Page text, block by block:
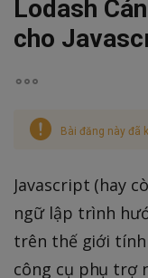
Lodash
cho
Bài đăng này đã
Javascript (hay
ngữ lập trình
trên thế giới tính
công cụ phụ trợ